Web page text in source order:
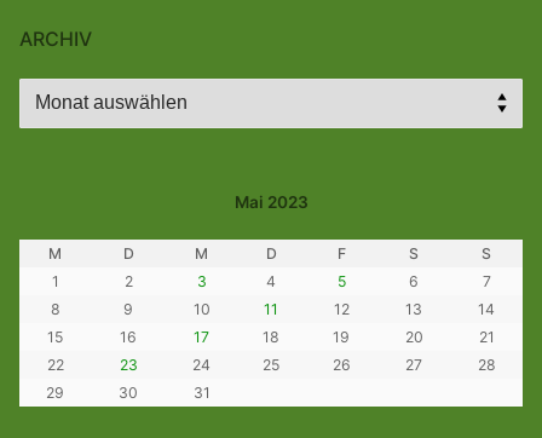
ARCHIV
Archiv
Mai 2023
M D M D F S
S
1
2 3 4 5 6
7
8
9 10 11 12 13
14
15
16 17 18 19 20
21
22
23 24 25 26 27
28
29
30 31